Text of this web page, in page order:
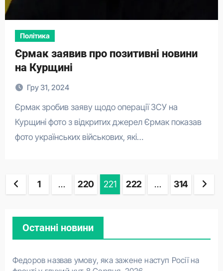
Політика
Єрмак заявив про позитивні новини
на Курщині
Гру 31, 2024
Єрмак зробив заяву щодо операції ЗСУ на
Курщині фото з відкритих джерел Єрмак показав
фото українських військових, які…
Пагінація
1 … 220 221 222 … 314
Останні новини
Федоров назвав умову, яка зажене наступ Росії на